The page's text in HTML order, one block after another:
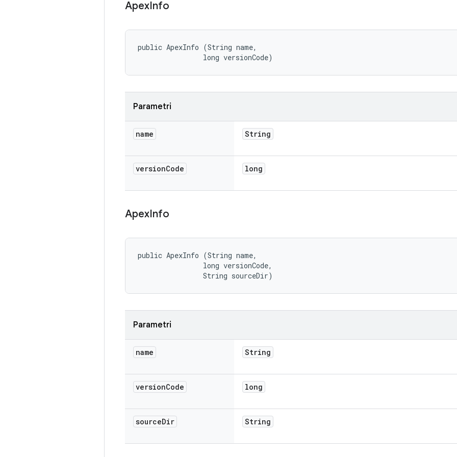
ApexInfo
public ApexInfo (String name,
                long versionCode)
Parametri
name String
versionCode long
ApexInfo
public ApexInfo (String name,
                long versionCode,
                String sourceDir)
Parametri
name String
versionCode long
sourceDir String